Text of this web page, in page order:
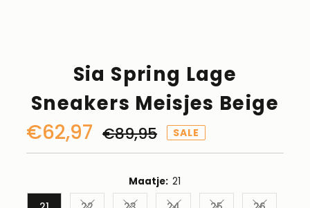
Sia Spring Lage
Sneakers Meisjes Beige
Kortingsprijs
€62,97 Normale
prijs
€89,95 SALE
Maatje: 21